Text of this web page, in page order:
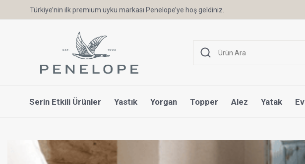
Türkiye’nin ilk premium uyku markası Penelope’ye hoş geldiniz. 6 Ay'a
Serin Etkili Ürünler Yastık Yorgan Topper Alez Yatak